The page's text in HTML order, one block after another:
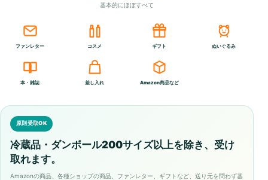
基本的にほぼすべて
ファンレター コスメ ギフト ぬいぐるみ
本・雑誌 差し入れ Amazon商品など
原則受取OK
冷蔵品・ダンボール200サイズ以上を除き、受け
取れます。
Amazonの商品、各種ショップの商品、ファンレター、ギフトなど、送り元を問わず基